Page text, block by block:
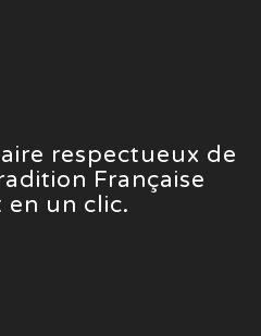
respectueux de
Française
un clic.